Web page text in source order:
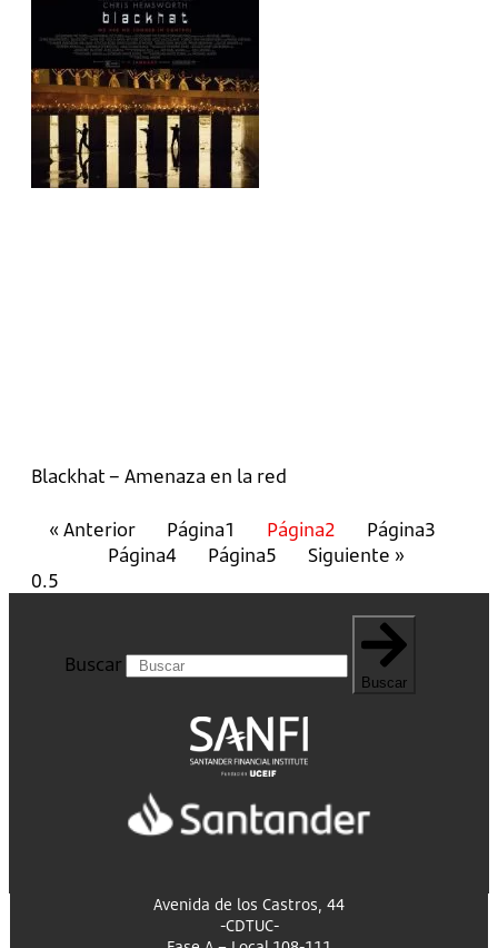
Blackhat – Amenaza en la red
« Anterior Página1 Página2 Página3
Página4 Página5 Siguiente »
Buscar
Buscar
Avenida de los Castros, 44
-CDTUC-